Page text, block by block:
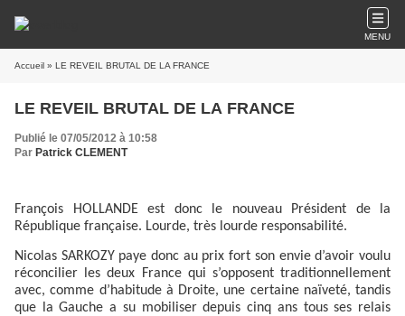
MENU
Accueil » LE REVEIL BRUTAL DE LA FRANCE
LE REVEIL BRUTAL DE LA FRANCE
Publié le 07/05/2012 à 10:58
Par Patrick CLEMENT
François HOLLANDE est donc le nouveau Président de la
République française. Lourde, très lourde responsabilité.
Nicolas SARKOZY paye donc au prix fort son envie d’avoir voulu
réconcilier les deux France qui s’opposent traditionnellement
avec, comme d’habitude à Droite, une certaine naïveté, tandis
que la Gauche a su mobiliser depuis cinq ans tous ses relais